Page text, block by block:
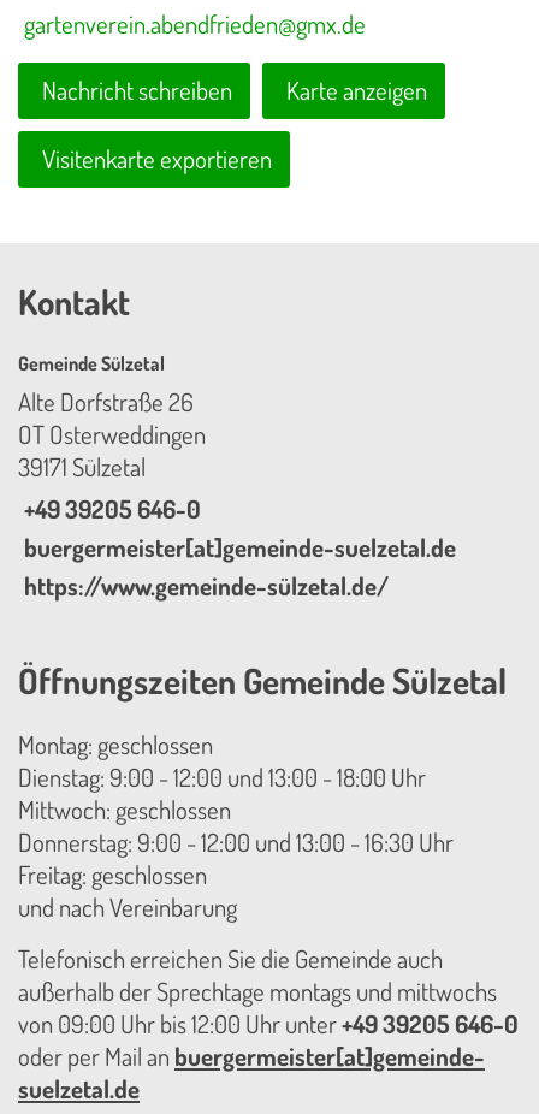
gartenverein.abendfrieden@gmx.de
Nachricht schreiben Karte anzeigen
Visitenkarte exportieren
Kontakt
Gemeinde Sülzetal
Alte Dorfstraße 26
OT Osterweddingen
39171 Sülzetal
+49 39205 646-0
buergermeister[at]gemeinde-suelzetal.de
https://www.gemeinde-sülzetal.de/
Öffnungszeiten Gemeinde Sülzetal
Montag: geschlossen
Dienstag: 9:00 - 12:00 und 13:00 - 18:00 Uhr
Mittwoch: geschlossen
Donnerstag: 9:00 - 12:00 und 13:00 - 16:30 Uhr
Freitag: geschlossen
und nach Vereinbarung
Telefonisch erreichen Sie die Gemeinde auch
außerhalb der Sprechtage montags und mittwochs
von 09:00 Uhr bis 12:00 Uhr unter+49 39205 646-0
oder per Mail an buergermeister[at]gemeinde-
suelzetal.de